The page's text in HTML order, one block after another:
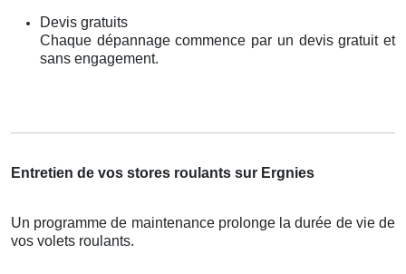
Devis gratuits
Chaque dépannage commence par un devis gratuit et
sans engagement.
Entretien de vos stores roulants sur Ergnies
Un programme de maintenance prolonge la durée de vie de
vos volets roulants.